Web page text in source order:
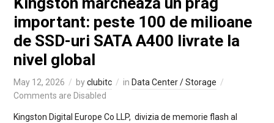
important: peste 100 de milioane
de SSD-uri SATA A400 livrate la
nivel global
May 12, 2026 byclubitc in Data Center / Storage
Comments are Disabled
Kingston Digital Europe Co LLP, divizia de memorie flash al